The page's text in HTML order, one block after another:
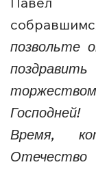
позвольте
Господней!
Время,